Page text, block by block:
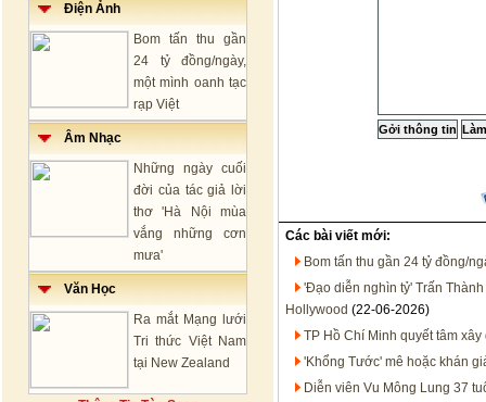
Điện Ảnh
Bom tấn thu gần
24 tỷ đồng/ngày,
một mình oanh tạc
rạp Việt
Âm Nhạc
Những ngày cuối
đời của tác giả lời
thơ 'Hà Nội mùa
vắng những cơn
mưa'
Văn Học
Ra mắt Mạng lưới
Tri thức Việt Nam
tại New Zealand
Các bài viết mới:
Bom tấn thu gần 24 tỷ đồng/
'Đạo diễn nghìn tỷ' Trấn
Hollywood (22-06-2026)
TP Hồ Chí Minh quyết tâm
'Khổng Tước' mê hoặc khán
Diễn viên Vu Mông Lung 37